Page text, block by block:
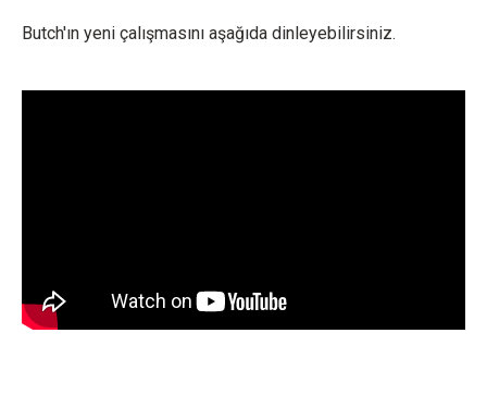
Butch'ın yeni çalışmasını aşağıda dinleyebilirsiniz.